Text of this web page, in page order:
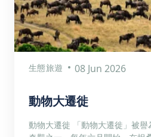
生態旅遊 08 Jun 2026
動物大遷徙
動物大遷徙 「動物大遷徙」被